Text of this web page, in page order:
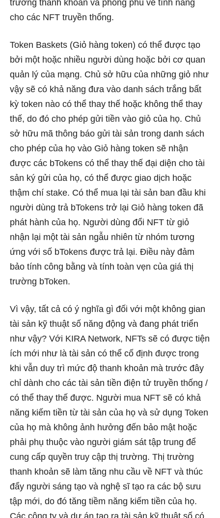
trường thanh khoản và phong phú về tính năng
cho các NFT truyền thống.
Token Baskets (Giỏ hàng token) có thể được tạo
bởi một hoặc nhiều người dùng hoặc bởi cơ quan
quản lý của mạng. Chủ sở hữu của những giỏ như
vậy sẽ có khả năng đưa vào danh sách trắng bất
kỳ token nào có thể thay thế hoặc không thể thay
thế, do đó cho phép gửi tiền vào giỏ của họ. Chủ
sở hữu mã thông báo gửi tài sản trong danh sách
cho phép của họ vào Giỏ hàng token sẽ nhận
được các bTokens có thể thay thế đại diện cho tài
sản ký gửi của họ, có thể được giao dịch hoặc
thậm chí stake. Có thể mua lại tài sản ban đầu khi
người dùng trả bTokens trở lại Giỏ hàng token đã
phát hành của họ. Người dùng đổi NFT từ giỏ
nhận lại một tài sản ngẫu nhiên từ nhóm tương
ứng với số bTokens được trả lại. Điều này đảm
bảo tính công bằng và tính toàn vẹn của giá thị
trường bToken.
Vì vậy, tất cả có ý nghĩa gì đối với một không gian
tài sản kỹ thuật số năng động và đang phát triển
như vậy? Với KIRA Network, NFTs sẽ có được tiện
ích mới như là tài sản có thể cố định được trong
khi vẫn duy trì mức độ thanh khoản mà trước đây
chỉ dành cho các tài sản tiền điện tử truyền thống /
có thể thay thế được. Người mua NFT sẽ có khả
năng kiếm tiền từ tài sản của họ và sử dụng Token
của họ mà không ảnh hưởng đến bảo mật hoặc
phải phụ thuộc vào người giám sát tập trung để
cung cấp quyền truy cập thị trường. Thị trường
thanh khoản sẽ làm tăng nhu cầu về NFT và thúc
đẩy người sáng tạo và nghệ sĩ tạo ra các bộ sưu
tập mới, do đó tăng tiềm năng kiếm tiền của họ.